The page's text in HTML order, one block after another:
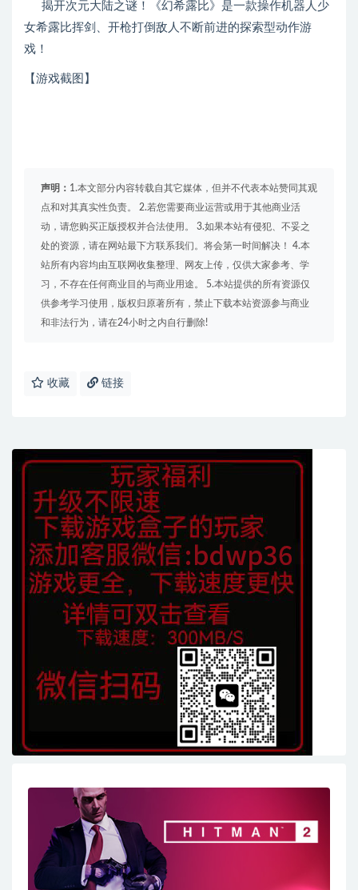
揭开次元大陆之谜！《幻希露比》是一款操作机器人少
女希露比挥剑、开枪打倒敌人不断前进的探索型动作游
戏！
【游戏截图】
声明： 1.本文部分内容转载自其它媒体，但并不代表本站赞同其观
点和对其真实性负责。 2.若您需要商业运营或用于其他商业活
动，请您购买正版授权并合法使用。 3.如果本站有侵犯、不妥之
处的资源，请在网站最下方联系我们。将会第一时间解决！ 4.本
站所有内容均由互联网收集整理、网友上传，仅供大家参考、学
习，不存在任何商业目的与商业用途。 5.本站提供的所有资源仅
供参考学习使用，版权归原著所有，禁止下载本站资源参与商业
和非法行为，请在24小时之内自行删除!
收藏 链接